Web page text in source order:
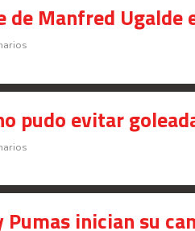
de Manfred
pudo evitar
Pumas inician su